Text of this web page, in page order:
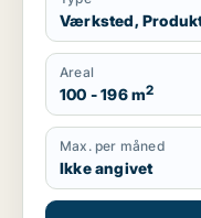
Værksted,
Areal
100 - 196 m2
Max. per måned
Ikke angivet